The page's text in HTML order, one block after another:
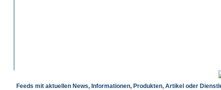
Feeds mit aktuellen News, Informationen, Produkten, Artikel oder